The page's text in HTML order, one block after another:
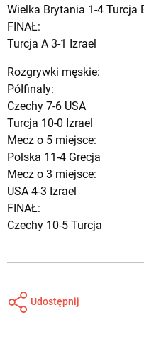
Wielka Brytania 1-4 Turcja
FINAŁ:
Turcja A 3-1 Izrael
Rozgrywki męskie:
Półfinały:
Czechy 7-6 USA
Turcja 10-0 Izrael
Mecz o 5 miejsce:
Polska 11-4 Grecja
Mecz o 3 miejsce:
USA 4-3 Izrael
FINAŁ:
Czechy 10-5 Turcja
Udostępnij